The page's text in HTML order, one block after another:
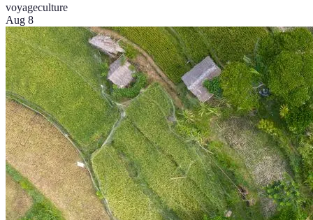
voyageculture
Aug 8